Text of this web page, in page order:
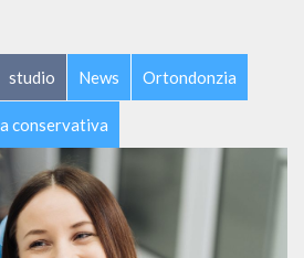
studio News Ortondonzia
conservativa